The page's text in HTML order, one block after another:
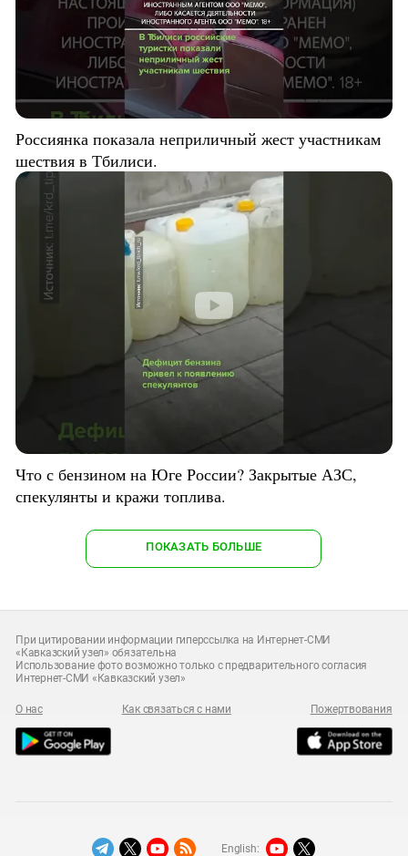
Россиянка показала неприличный жест участникам
шествия в Тбилиси.
Что с бензином на Юге России? Закрытые АЗС,
спекулянты и кражи топлива.
ПОКАЗАТЬ БОЛЬШЕ
При цитировании информации гиперссылка на Интернет-СМИ
«Кавказский узел» обязательна
Использование фото возможно только с предварительного согласия
Интернет-СМИ «Кавказский узел»
О нас Как связаться с нами Пожертвования
English: